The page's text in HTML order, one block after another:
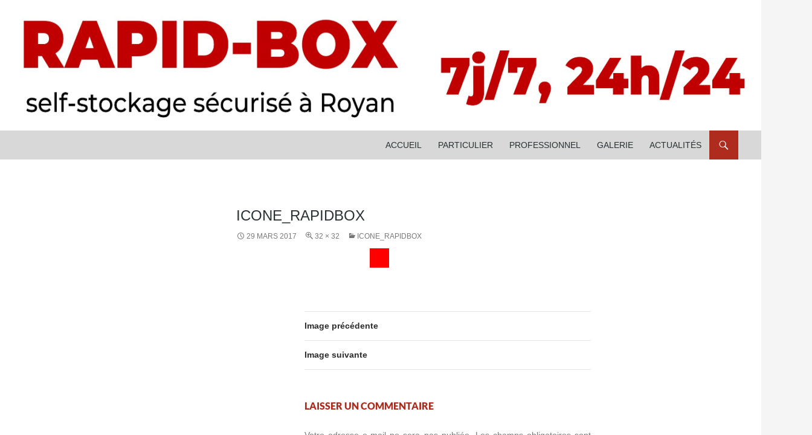
ACCUEIL
PARTICULIER PROFESSIONNEL GALERIE ACTUALITÉS
ICONE_RAPIDBOX
29 MARS 2017 32 × 32 ICONE_RAPIDBOX
Image précédente
Image suivante
LAISSER UN COMMENTAIRE